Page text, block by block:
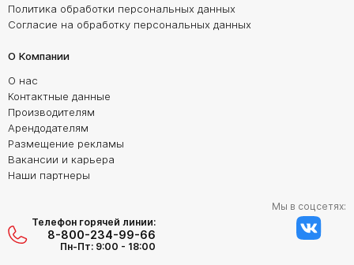
Политика обработки персональных данных
Согласие на обработку персональных данных
О Компании
О нас
Контактные данные
Производителям
Арендодателям
Размещение рекламы
Вакансии и карьера
Наши партнеры
Телефон горячей линии:
8-800-234-99-66
Пн-Пт: 9:00 - 18:00
Мы в соцсетях: